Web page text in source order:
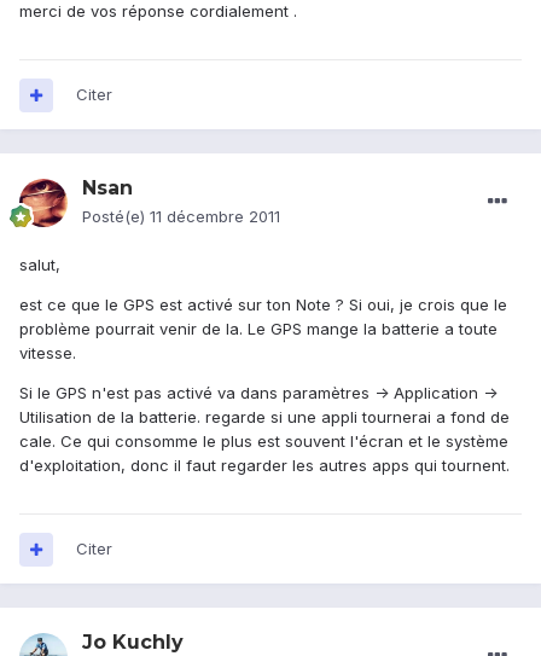
merci de vos réponse cordialement .
Citer
Nsan
Posté(e) 11 décembre 2011
salut,
est ce que le GPS est activé sur ton Note ? Si oui, je crois que le
problème pourrait venir de la. Le GPS mange la batterie a toute
vitesse.
Si le GPS n'est pas activé va dans paramètres -> Application ->
Utilisation de la batterie. regarde si une appli tournerai a fond de
cale. Ce qui consomme le plus est souvent l'écran et le système
d'exploitation, donc il faut regarder les autres apps qui tournent.
Citer
Jo Kuchly